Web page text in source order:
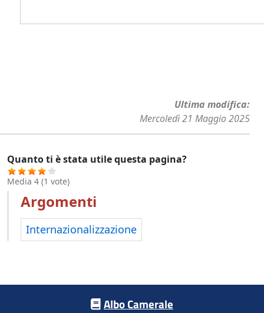
Ultima modifica
Mercoledì 21 Maggio 2025
Quanto ti è stata utile questa pagina?
Media 4 (1 vote)
Argomenti
Internazionalizzazione
Albo Camerale